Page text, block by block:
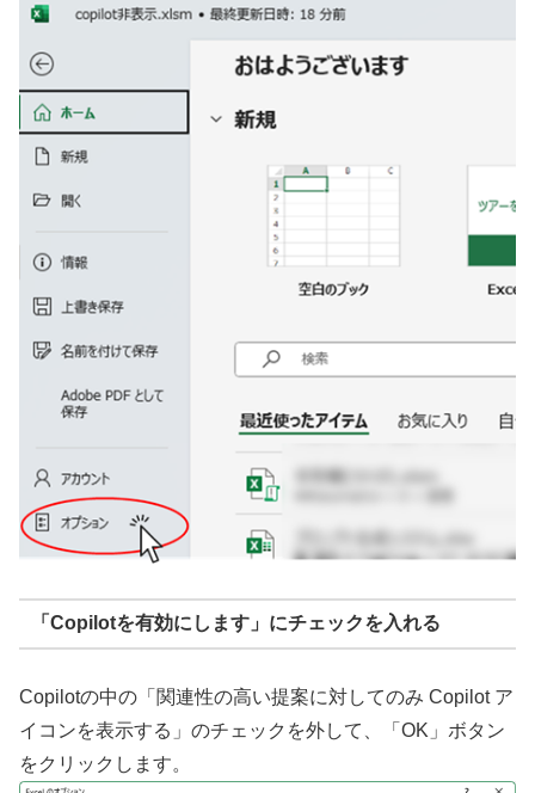
「Copilotを有効にします」にチェックを入れる
Copilotの中の「関連性の高い提案に対してのみ Copilot ア
イコンを表示する」のチェックを外して、「OK」ボタン
をクリックします。